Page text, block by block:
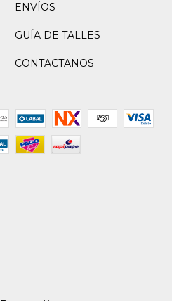
ENVÍOS
GUÍA DE TALLES
CONTACTANOS